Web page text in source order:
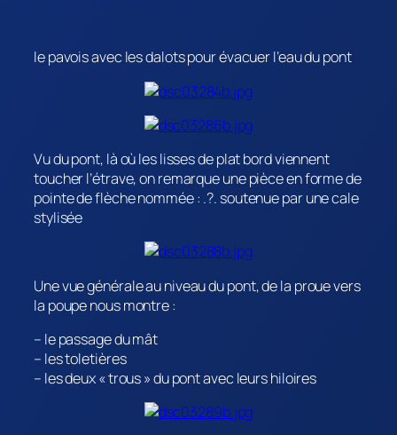
le pavois avec les dalots pour évacuer l’eau du pont
Vu du pont, là où les lisses de plat bord viennent
toucher l’étrave, on remarque une pièce en forme de
pointe de flèche nommée : .?. soutenue par une cale
stylisée
Une vue générale au niveau du pont, de la proue vers
la poupe nous montre :
– le passage du mât
– les toletières
– les deux « trous » du pont avec leurs hiloires